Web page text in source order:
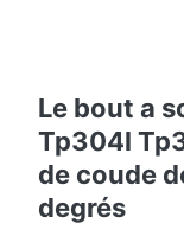
Le bout a
Tp304l
de coude
degrés